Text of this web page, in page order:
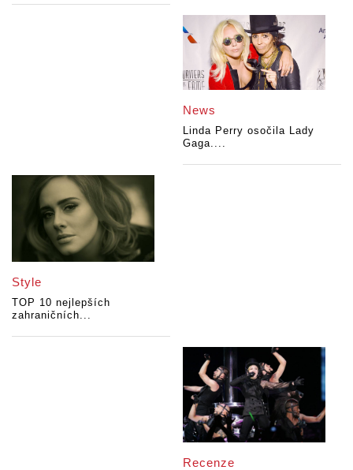
News
Linda Perry osočila Lady
Gaga....
Style
TOP 10 nejlepších
zahraničních...
Recenze